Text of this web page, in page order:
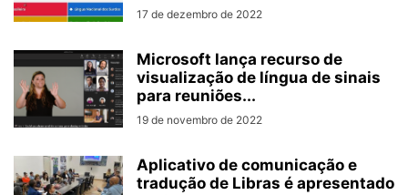
17 de dezembro de 2022
Microsoft lança recurso de
visualização de língua de sinais
para reuniões...
19 de novembro de 2022
Aplicativo de comunicação e
tradução de Libras é apresentado